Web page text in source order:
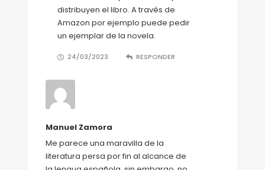
distribuyen el libro. A través de
Amazon por ejemplo puede pedir
un ejemplar de la novela.
24/03/2023 RESPONDER
Manuel Zamora
Me parece una maravilla de la
literatura persa por fin al alcance de